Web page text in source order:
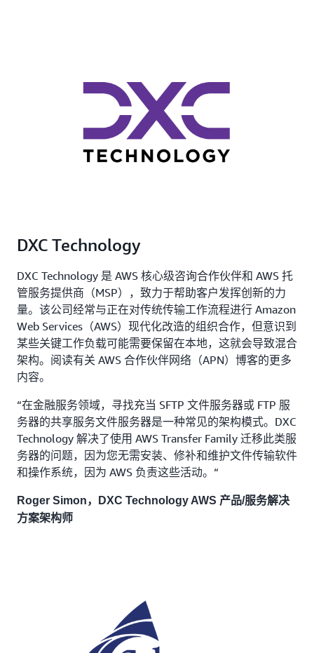
DXC Technology
DXC Technology 是 AWS 核心级咨询合作伙伴和 AWS 托
管服务提供商（MSP），致力于帮助客户发挥创新的力
量。该公司经常与正在对传统传输工作流程进行 Amazon
Web Services（AWS）现代化改造的组织合作，但意识到
某些关键工作负载可能需要保留在本地，这就会导致混合
架构。阅读有关 AWS 合作伙伴网络（APN）博客的更多
内容。
“在金融服务领域，寻找充当 SFTP 文件服务器或 FTP 服
务器的共享服务文件服务器是一种常见的架构模式。DXC
Technology 解决了使用 AWS Transfer Family 迁移此类服
务器的问题，因为您无需安装、修补和维护文件传输软件
和操作系统，因为 AWS 负责这些活动。“
Roger Simon，DXC Technology AWS 产品/服务解决
方案架构师